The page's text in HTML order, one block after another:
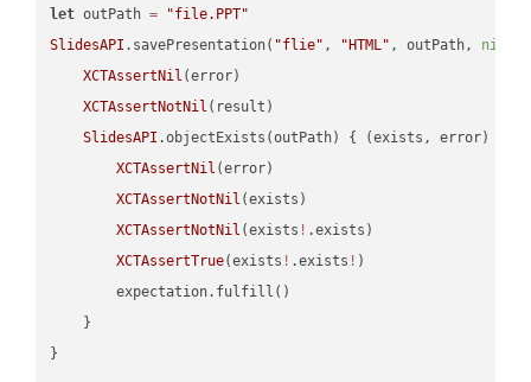
let outPath =
"file.PPT"
SlidesAPI .savePresentation( "flie" , "HTML" , outPath, nil
XCTAssertNil (error)
XCTAssertNotNil (result)
SlidesAPI .objectExists(outPath) { (exists, error) ->
XCTAssertNil (error)
XCTAssertNotNil (exists)
XCTAssertNotNil (exists ! .exists)
XCTAssertTrue(exists ! .exists ! )
        expectation.fulfill()
    }
}